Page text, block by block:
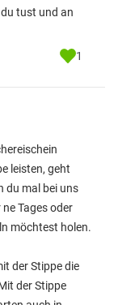
tust und an
1
leisten, geht
du mal bei uns
Tages oder
möchtest holen.
der Stippe die
der Stippe